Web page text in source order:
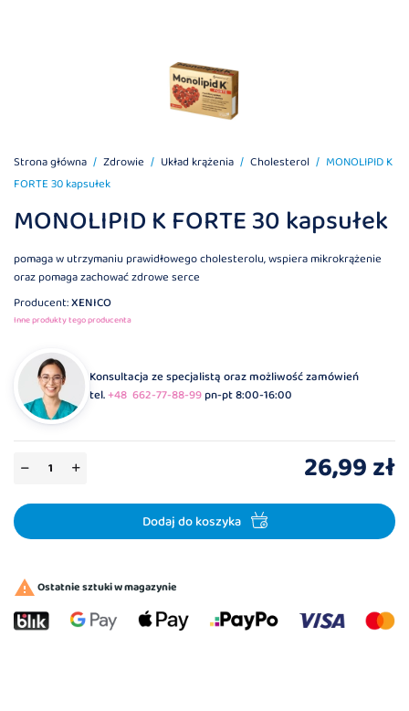
Strona główna Zdrowie Układ krążenia Cholesterol
MONOLIPID K
FORTE 30 kapsułek
MONOLIPID K FORTE 30 kapsułek
pomaga w utrzymaniu prawidłowego cholesterolu, wspiera mikrokrążenie
oraz pomaga zachować zdrowe serce
Producent:XENICO
Inne produkty tego producenta
Konsultacja ze specjalistą oraz możliwość zamówień
tel.+48 662-77-88-99pn-pt 8:00-16:00
26,99 zł
Dodaj do koszyka
 Ostatnie sztuki w magazynie